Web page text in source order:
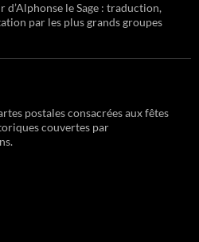
d’Alphonse le Sage : traduction,
par les plus grands groupes
postales consacrées aux fêtes
couvertes par